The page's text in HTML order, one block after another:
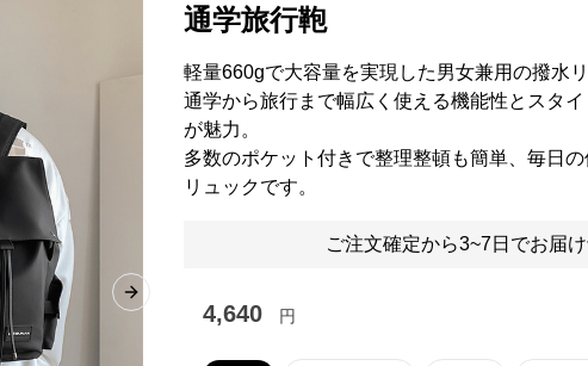
Next slide
通学旅行鞄
軽量660gで大容量を実現した男女兼用の撥水リ
通学から旅行まで幅広く使える機能性とスタ
が魅力。
多数のポケット付きで整理整頓も簡単、毎日
リュックです。
ご注文確定から3~7日でお届
4,640 円